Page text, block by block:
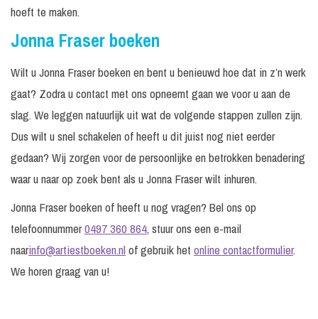
hoeft te maken.
Jonna Fraser boeken
Wilt u Jonna Fraser boeken en bent u benieuwd hoe dat in z’n werk
gaat? Zodra u contact met ons opneemt gaan we voor u aan de
slag. We leggen natuurlijk uit wat de volgende stappen zullen zijn.
Dus wilt u snel schakelen of heeft u dit juist nog niet eerder
gedaan? Wij zorgen voor de persoonlijke en betrokken benadering
waar u naar op zoek bent als u Jonna Fraser wilt inhuren.
Jonna Fraser boeken of heeft u nog vragen? Bel ons op
telefoonnummer0497 360 864, stuur ons een e-mail
naarinfo@artiestboeken.nlof gebruik het online contactformulier.
We horen graag van u!